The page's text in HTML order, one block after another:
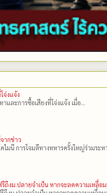
จ่งแจ้ง
และการซื้อเสียงที่โจ่งแจ้ง เมื่อ...
ากข่าว
มนี การโจมตีทางทหารครั้งใหญ่ร่วมระห
ถึงม.ปลายจำเป็น หากจะลดความเหลื่อ